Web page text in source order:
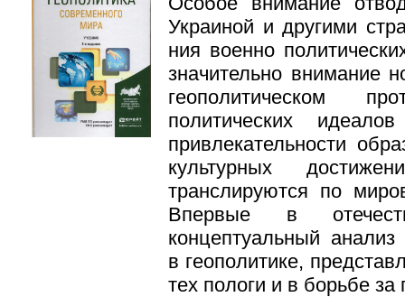
Украиной и другими
ния военно
значительно внимание
геополитическом
политических
привлекательности
культурных
транслируются по
Впервые в
концептуальный
в геополитике,
тех пологи и в борьбе за